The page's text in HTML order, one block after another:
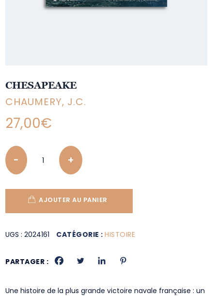
CHESAPEAKE
CHAUMERY, J.C.
27,00€
Quantity
AJOUTER AU PANIER
UGS :2024161 CATÉGORIE :HISTOIRE
PARTAGER :
Une histoire de la plus grande victoire navale française : un